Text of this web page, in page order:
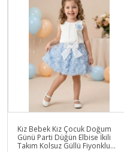
Kız Bebek Kız Çocuk Doğum
Günü Parti Düğün Elbise İkili
Takım Kolsuz Güllü Fiyonklu